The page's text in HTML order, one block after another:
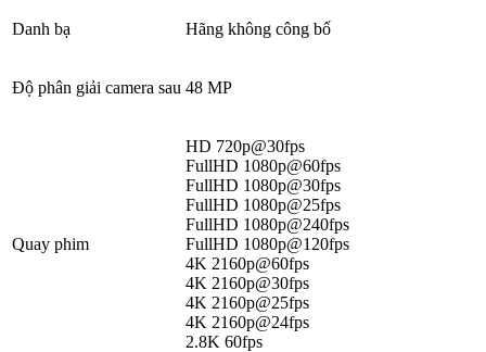
Danh bạ Hãng không công bố
Độ phân giải camera sau 48 MP
Quay phim
HD 720p@30fps
FullHD 1080p@60fps
FullHD 1080p@30fps
FullHD 1080p@25fps
FullHD 1080p@240fps
FullHD 1080p@120fps
4K 2160p@60fps
4K 2160p@30fps
4K 2160p@25fps
4K 2160p@24fps
2.8K 60fps